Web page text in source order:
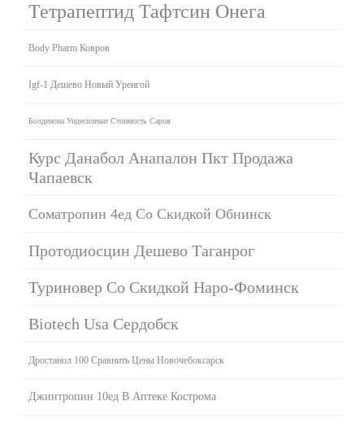
Тетрапептид Тафтсин Онега
Body Pharm Ковров
Igf-1 Дешево Новый Уренгой
Болденона Ундесиленат Стоимость Саров
Курс Данабол Анапалон Пкт Продажа
Чапаевск
Cоматропин 4ед Со Скидкой Обнинск
Протодиосцин Дешево Таганрог
Туриновер Со Скидкой Наро-Фоминск
Biotech Usa Сердобск
Дростанол 100 Сравнить Цены Новочебоксарск
Джинтропин 10ед В Аптеке Кострома